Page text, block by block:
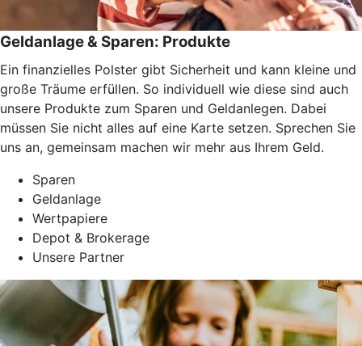
Geldanlage & Sparen: Produkte
Ein finanzielles Polster gibt Sicherheit und kann kleine und
große Träume erfüllen. So individuell wie diese sind auch
unsere Produkte zum Sparen und Geldanlegen. Dabei
müssen Sie nicht alles auf eine Karte setzen. Sprechen Sie
uns an, gemeinsam machen wir mehr aus Ihrem Geld.
Sparen
Geldanlage
Wertpapiere
Depot & Brokerage
Unsere Partner